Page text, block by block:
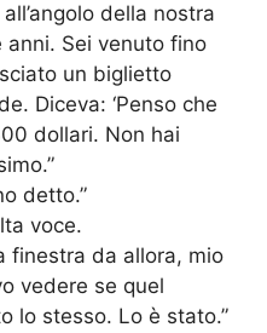
della nostra
Sei venuto fino
un biglietto
Diceva: ‘Penso che
dollari. Non hai
detto.”
voce.
finestra da allora, mio
vedere se quel
lo stesso. Lo è stato.”